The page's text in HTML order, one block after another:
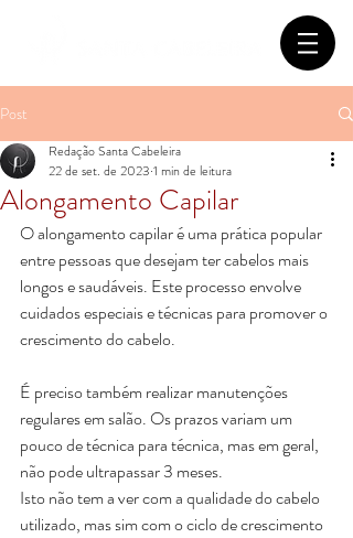
Post
Alongamento Capilar
Redação Santa Cabeleira
22 de set. de 2023 1 min de leitura
O alongamento capilar é uma prática popular
entre pessoas que desejam ter cabelos mais
longos e saudáveis. Este processo envolve
cuidados especiais e técnicas para promover o
crescimento do cabelo.
É preciso também realizar manutenções
regulares em salão. Os prazos variam um
pouco de técnica para técnica, mas em geral,
não pode ultrapassar 3 meses.
Isto não tem a ver com a qualidade do cabelo
utilizado, mas sim com o ciclo de crescimento